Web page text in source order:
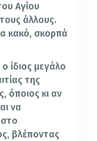
Αγίου
άλλους.
κακό, σκορπά
ίδιος μεγάλο
της
όποιος κι αν
να
βλέποντας